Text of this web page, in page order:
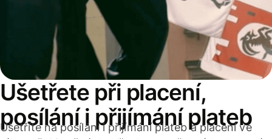
Ušetřete při placení,
posílání i přijímání plateb
Ušetříte na posílání i přijímání plateb a placení ve